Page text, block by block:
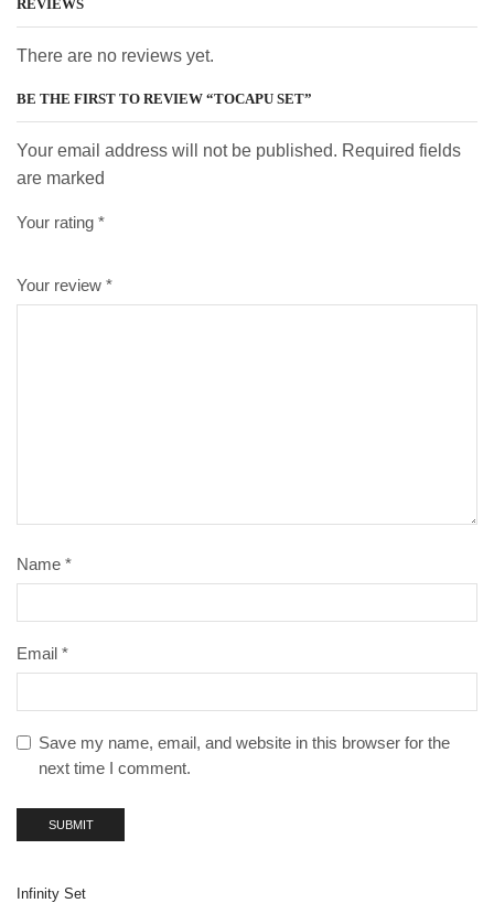
REVIEWS
There are no reviews yet.
BE THE FIRST TO REVIEW “TOCAPU SET”
Your email address will not be published. Required fields
are marked
Your rating *
Your review *
Name *
Email *
Save my name, email, and website in this browser for the
next time I comment.
Infinity Set